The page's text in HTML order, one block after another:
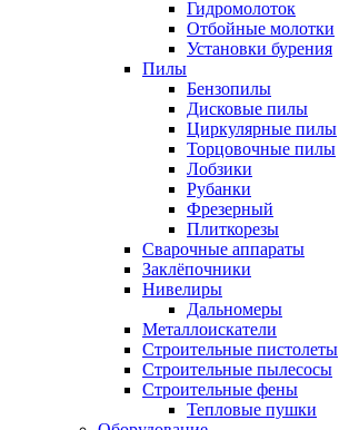
Гидромолоток
Отбойные молотки
Установки бурения
Пилы
Бензопилы
Дисковые пилы
Циркулярные пилы
Торцовочные пилы
Лобзики
Рубанки
Фрезерный
Плиткорезы
Сварочные аппараты
Заклёпочники
Нивелиры
Дальномеры
Металлоискатели
Строительные пистолеты
Строительные пылесосы
Строительные фены
Тепловые пушки